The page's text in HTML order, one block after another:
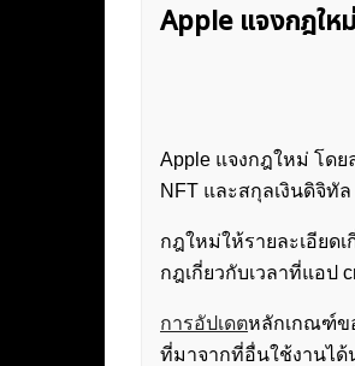
Apple แจงกฎให
Apple แจงกฎใหม่ โดย
NFT และสกุลเงินดิจิทั
กฎใหม่ให้รายละเอียด
กฎเกี่ยวกับเวลาที่แอป
การอัปเดตหลักเกณฑ์ข
ที่มาจากที่อื่นใช้งานได้